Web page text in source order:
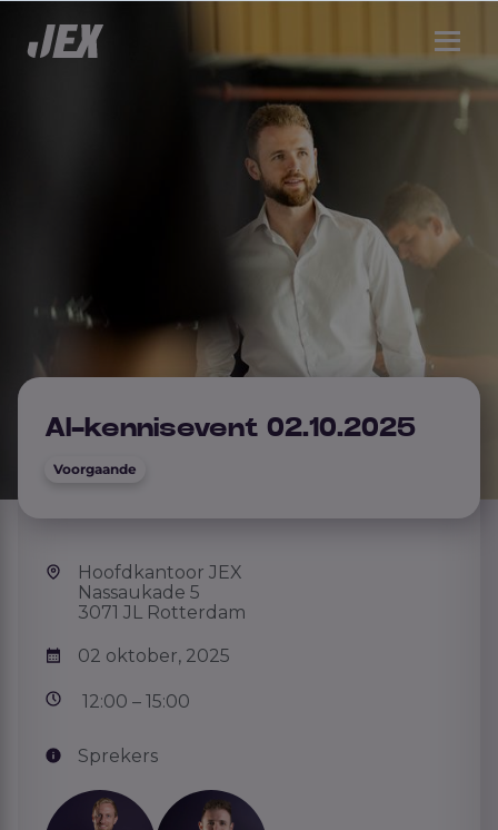
AI-kennisevent 02.10.2025
Voorgaande
Hoofdkantoor JEX
Nassaukade 5
3071 JL Rotterdam
02 oktober, 2025
12:00 – 15:00
Sprekers